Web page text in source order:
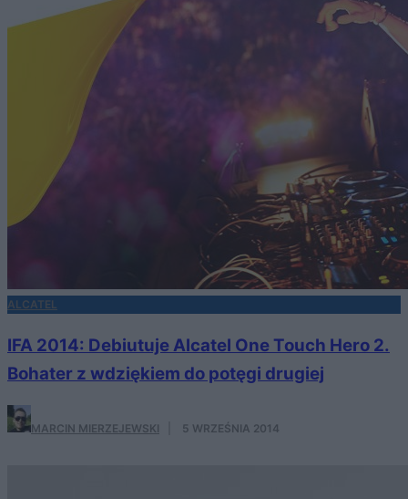
ALCATEL
IFA 2014: Debiutuje Alcatel One Touch Hero 2.
Bohater z wdziękiem do potęgi drugiej
MARCIN MIERZEJEWSKI 5 WRZEŚNIA 2014